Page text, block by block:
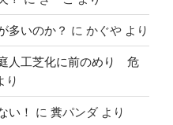
多いのか？ に かぐや より
人工芝化に前のめり 危
り
い！ に 糞パンダ より